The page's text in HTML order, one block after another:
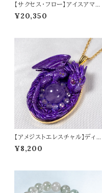
【サクセス・フロー】アイスアマゾ
ナイト ムーンストーン 水晶 オリ
ジナルデザイン ブレスレット パワ
¥20,350
【アメジストエレスチャル】ディー
プバイオレットドラゴン ペンダント
トップ オリジナルアクセサリー 天
¥8,200